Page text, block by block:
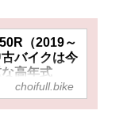
（2019～
バイクは今
高年式
型ネイキッ
らちょっぴ
choifull.bike